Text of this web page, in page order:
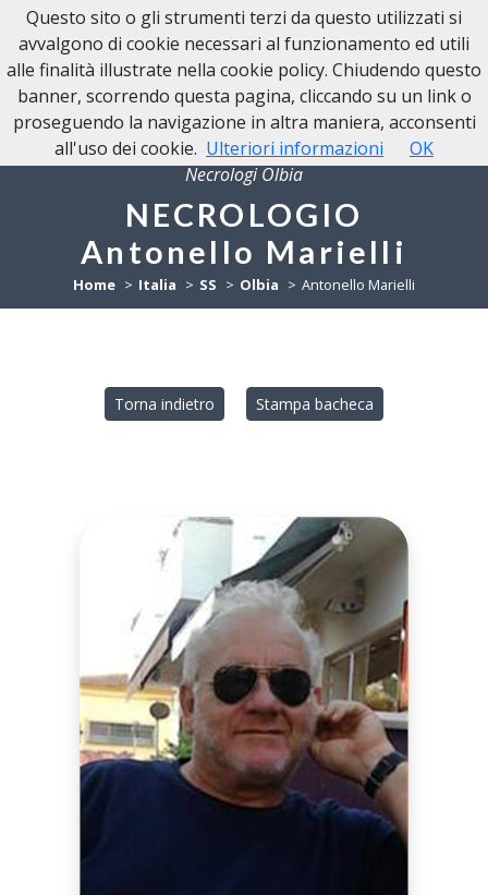
NECROLOGI OLBIA
Necrologi Olbia
NECROLOGIO
Antonello Marielli
Home Italia SS Olbia Antonello Marielli
Torna indietro Stampa bacheca
Questo sito o gli strumenti terzi da questo utilizzati si
avvalgono di cookie necessari al funzionamento ed utili
alle finalità illustrate nella cookie policy. Chiudendo questo
banner, scorrendo questa pagina, cliccando su un link o
proseguendo la navigazione in altra maniera, acconsenti
all'uso dei cookie. Ulteriori informazioni OK